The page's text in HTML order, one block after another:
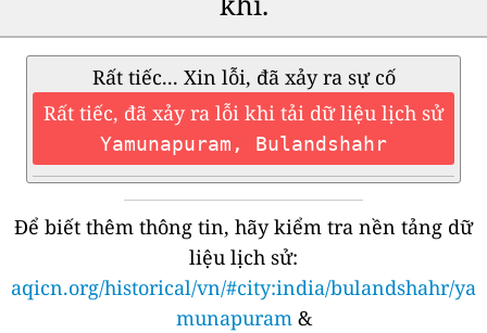
Rất tiếc... Xin lỗi, đã xảy ra sự cố
Rất tiếc, đã xảy ra lỗi khi tải dữ liệu lịch sử
Yamunapuram, Bulandshahr
Để biết thêm thông tin, hãy kiểm tra nền tảng dữ
liệu lịch sử:
aqicn.org/historical/vn/#city:india/bulandshahr/ya
munapuram&